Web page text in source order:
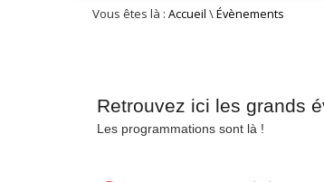
Vous êtes là : Accueil \Évènements
Retrouvez ici les grands
Les programmations sont là !